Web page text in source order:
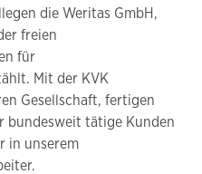
die Weritas GmbH,
freien
für
Mit der KVK
Gesellschaft, fertigen
bundesweit tätige Kunden
in unserem